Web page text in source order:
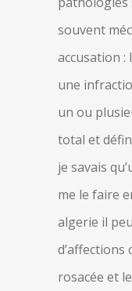
souvent
accusation
une
un ou
total et
je savais
me le faire
algerie il
d’affections
rosacée et